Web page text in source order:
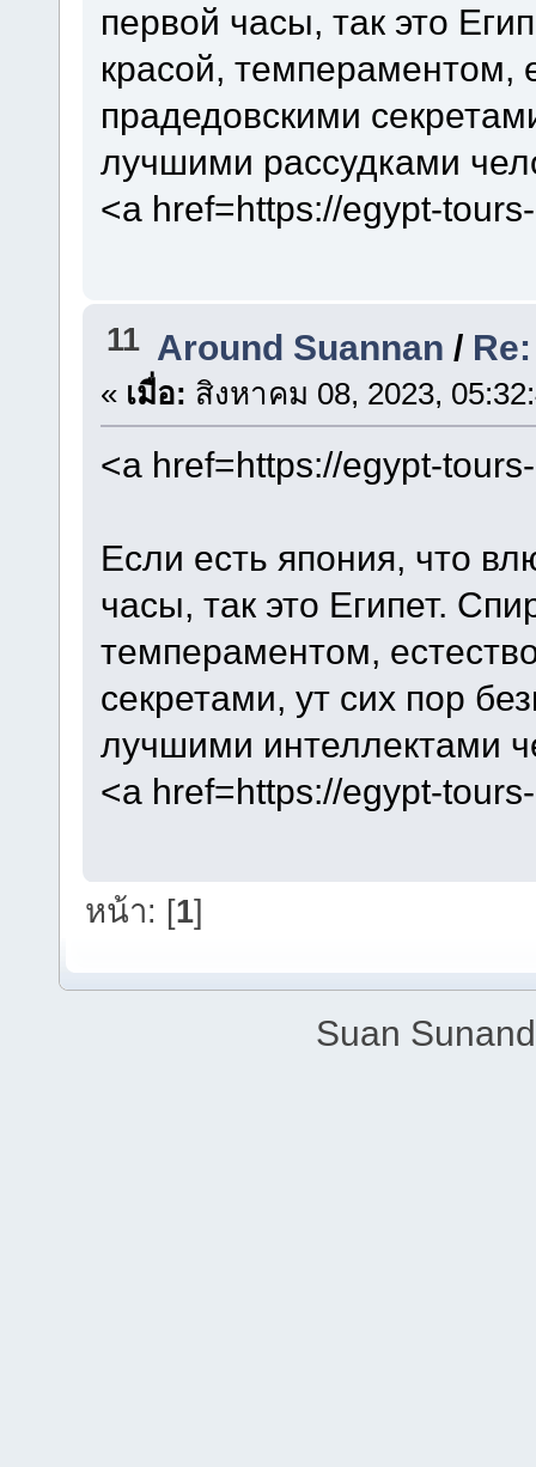
первой часы, так это
красой, темпераментом,
прадедовскими
лучшими рассудками
<a href=https://egypt-
11 Around Suannan /
« เมื่อ: สิงหาคม 08, 2023,
<a href=https://egypt-
Если есть япония, что
часы, так это Египет.
темпераментом,
секретами, ут сих пор
лучшими интеллектами
<a href=https://egypt-
หน้า: [1]
Suan